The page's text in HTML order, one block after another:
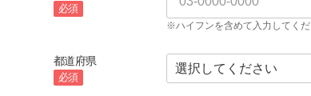
必須
※ハイフンを含めて入力してく
都道府県
必須